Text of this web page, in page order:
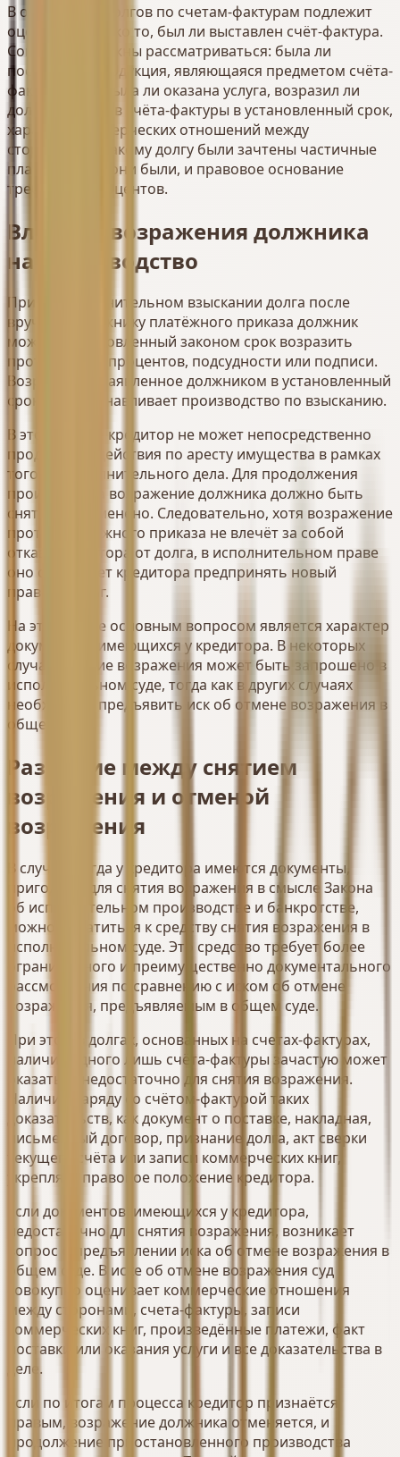
В отношении долгов по счетам-фактурам подлежит
оценке не только то, был ли выставлен счёт-фактура.
Совокупно должны рассматриваться: была ли
поставлена продукция, являющаяся предметом счёта-
фактуры, или была ли оказана услуга, возразил ли
должник против счёта-фактуры в установленный срок,
характер коммерческих отношений между
сторонами, к какому долгу были зачтены частичные
платежи, если они были, и правовое основание
требуемых процентов.
Влияние возражения должника
на производство
При безисполнительном взыскании долга после
вручения должнику платёжного приказа должник
может в установленный законом срок возразить
против долга, процентов, подсудности или подписи.
Возражение, заявленное должником в установленный
срок, приостанавливает производство по взысканию.
В этом случае кредитор не может непосредственно
продолжать действия по аресту имущества в рамках
того же исполнительного дела. Для продолжения
производства возражение должника должно быть
снято или отменено. Следовательно, хотя возражение
против платёжного приказа не влечёт за собой
отказа кредитора от долга, в исполнительном праве
оно обязывает кредитора предпринять новый
правовой шаг.
На этом этапе основным вопросом является характер
документов, имеющихся у кредитора. В некоторых
случаях снятие возражения может быть запрошено в
исполнительном суде, тогда как в других случаях
необходимо предъявить иск об отмене возражения в
общем суде.
Различие между снятием
возражения и отменой
возражения
В случае, когда у кредитора имеются документы,
пригодные для снятия возражения в смысле Закона
об исполнительном производстве и банкротстве,
можно обратиться к средству снятия возражения в
исполнительном суде. Это средство требует более
ограниченного и преимущественно документального
рассмотрения по сравнению с иском об отмене
возражения, предъявляемым в общем суде.
При этом в долгах, основанных на счетах-фактурах,
наличия одного лишь счёта-фактуры зачастую может
оказаться недостаточно для снятия возражения.
Наличие наряду со счётом-фактурой таких
доказательств, как документ о поставке, накладная,
письменный договор, признание долга, акт сверки
текущего счёта или записи коммерческих книг,
укрепляет правовое положение кредитора.
Если документов, имеющихся у кредитора,
недостаточно для снятия возражения, возникает
вопрос о предъявлении иска об отмене возражения в
общем суде. В иске об отмене возражения суд
совокупно оценивает коммерческие отношения
между сторонами, счета-фактуры, записи
коммерческих книг, произведённые платежи, факт
поставки или оказания услуги и все доказательства в
деле.
Если по итогам процесса кредитор признаётся
правым, возражение должника отменяется, и
продолжение приостановленного производства